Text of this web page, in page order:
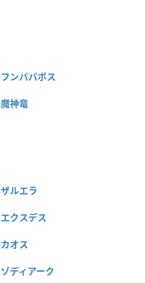
フンババボス
魔神竜
ザルエラ
エクスデス
カオス
ゾディアーク